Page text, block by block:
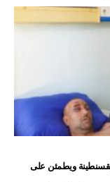
ويطمئن على